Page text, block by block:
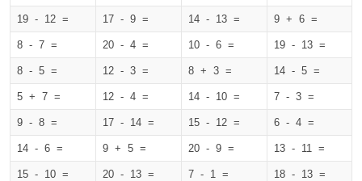
19 - 12 = 17 - 9 = 14 - 13 = 9 + 6 =
8 - 7 = 20 - 4 = 10 - 6 = 19 - 13 =
8 - 5 = 12 - 3 = 8 + 3 = 14 - 5 =
5 + 7 = 12 - 4 = 14 - 10 = 7 - 3 =
9 - 8 = 17 - 14 = 15 - 12 = 6 - 4 =
14 - 6 = 9 + 5 = 20 - 9 = 13 - 11 =
15 - 10 = 20 - 13 = 7 - 1 = 18 - 13 =